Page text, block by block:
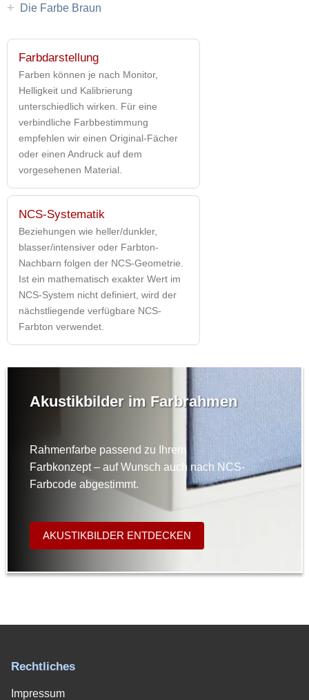
+ Die Farbe Braun
Farbdarstellung
Farben können je nach Monitor,
Helligkeit und Kalibrierung
unterschiedlich wirken. Für eine
verbindliche Farbbestimmung
empfehlen wir einen Original-Fächer
oder einen Andruck auf dem
vorgesehenen Material.
NCS-Systematik
Beziehungen wie heller/dunkler,
blasser/intensiver oder Farbton-
Nachbarn folgen der NCS-Geometrie.
Ist ein mathematisch exakter Wert im
NCS-System nicht definiert, wird der
nächstliegende verfügbare NCS-
Farbton verwendet.
Akustikbilder im Farbrahmen
Rahmenfarbe passend zu Ihrem
Farbkonzept – auf Wunsch auch nach NCS-
Farbcode abgestimmt.
AKUSTIKBILDER ENTDECKEN
Rechtliches
Impressum